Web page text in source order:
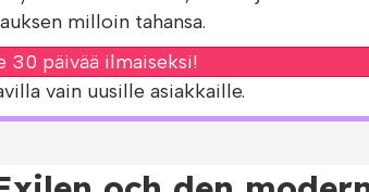
milloin tahansa.
30 päivää ilmaiseksi!
vain uusille asiakkaille.